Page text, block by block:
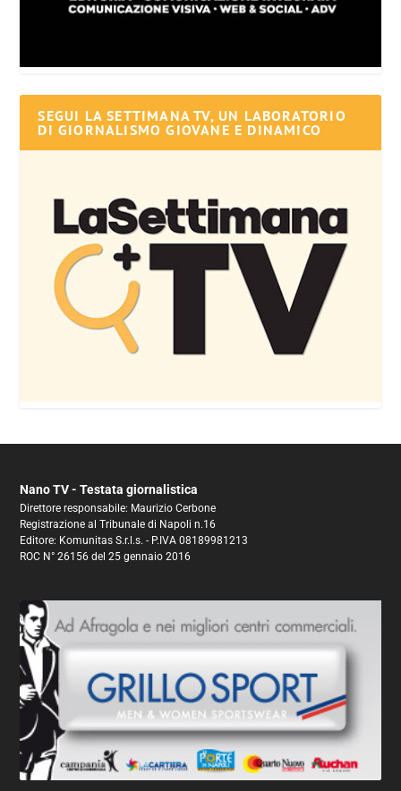
SEGUI LA SETTIMANA TV, UN LABORATORIO
DI GIORNALISMO GIOVANE E DINAMICO
Nano TV - Testata giornalistica
Direttore responsabile: Maurizio Cerbone
Registrazione al Tribunale di Napoli n.16
Editore: Komunitas S.r.l.s. - P.IVA 08189981213
ROC N° 26156 del 25 gennaio 2016